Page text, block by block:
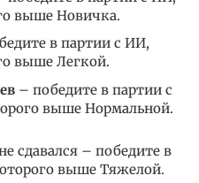
выше Новичка.
в партии с ИИ,
выше Легкой.
– победите в партии с
выше Нормальной.
сдавался – победите в
выше Тяжелой.